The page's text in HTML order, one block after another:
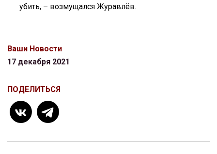
убить, – возмущался Журавлёв.
Ваши Новости
17 декабря 2021
ПОДЕЛИТЬСЯ